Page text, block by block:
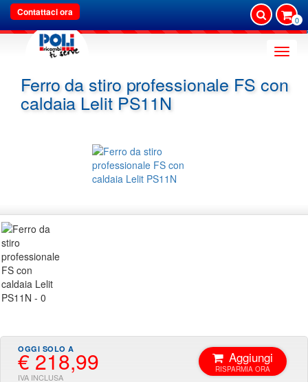
Contattaci ora
0
Toggle
Ferro da stiro professionale FS con
caldaia Lelit PS11N
€ 218,99 Aggiungi